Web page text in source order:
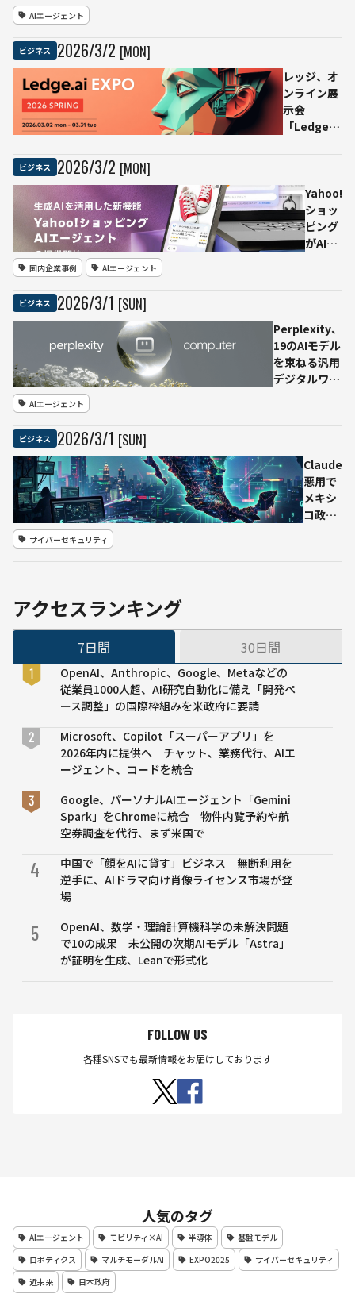
リン
AIの
重要
の転換
点が到
——推
拡大を
強調
AIエージェント
ビジネス 2026/3/2 [MON]
レッジ、オ
ンライン展
示会
「Ledge.ai
ビジネス 2026/3/2 [MON]
Yahoo!
ショッ
ピング
がAIエ
条件整
理、比
較・要
約・お
ージェ
ント型
購買体
験”を
国内企業事例 AIエージェント
ビジネス 2026/3/1 [SUN]
Perplexity、
19のAIモデル
を束ねる汎用
デジタルワー
クフロー全体
を作成・数ヶ
月にわたって
自律実行可能
AIエージェント
ビジネス 2026/3/1 [SUN]
Claude
悪用で
メキシ
コ政府
人情報
とセキ
サイバーセキュリティ
アクセスランキング
7日間 30日間
OpenAI、Anthropic、Google、Metaなどの
従業員1000人超、AI研究自動化に備え「開発ペ
ース調整」の国際枠組みを米政府に要請
Microsoft、Copilot「スーパーアプリ」を
2026年内に提供へ チャット、業務代行、AIエ
ージェント、コードを統合
Google、パーソナルAIエージェント「Gemini
Spark」をChromeに統合 物件内覧予約や航
空券調査を代行、まず米国で
4
中国で「顔をAIに貸す」ビジネス 無断利用を
逆手に、AIドラマ向け肖像ライセンス市場が登
場
5
OpenAI、数学・理論計算機科学の未解決問題
で10の成果 未公開の次期AIモデル「Astra」
が証明を生成、Leanで形式化
FOLLOW US
各種SNSでも最新情報をお届けしております
人気のタグ
AIエージェント モビリティ×AI 半導体
基盤モデル
ロボティクス
マルチモーダルAI EXPO2025
サイバーセキュリティ
近未来
日本政府